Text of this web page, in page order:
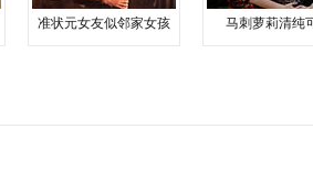
准状元女友似邻家女孩 马刺萝莉清纯